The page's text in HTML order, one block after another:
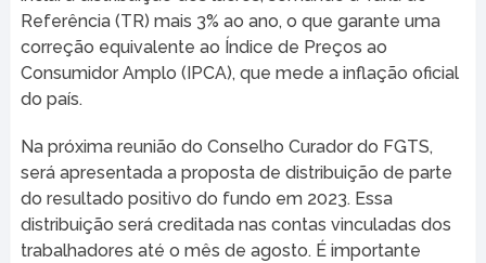
Referência (TR) mais 3% ao ano, o que garante uma
correção equivalente ao Índice de Preços ao
Consumidor Amplo (IPCA), que mede a inflação oficial
do país.
Na próxima reunião do Conselho Curador do FGTS,
será apresentada a proposta de distribuição de parte
do resultado positivo do fundo em 2023. Essa
distribuição será creditada nas contas vinculadas dos
trabalhadores até o mês de agosto. É importante